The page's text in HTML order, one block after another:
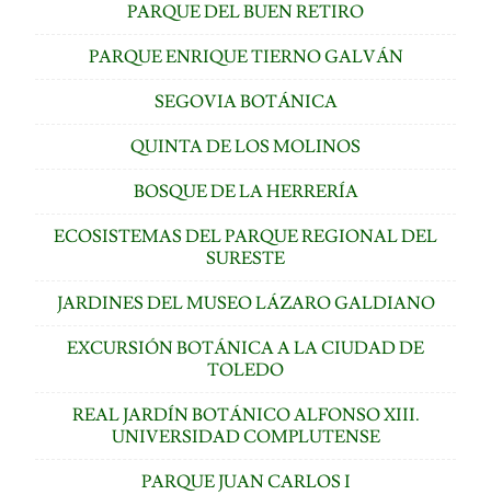
PARQUE DEL BUEN RETIRO
PARQUE ENRIQUE TIERNO GALVÁN
SEGOVIA BOTÁNICA
QUINTA DE LOS MOLINOS
BOSQUE DE LA HERRERÍA
ECOSISTEMAS DEL PARQUE REGIONAL DEL
SURESTE
JARDINES DEL MUSEO LÁZARO GALDIANO
EXCURSIÓN BOTÁNICA A LA CIUDAD DE
TOLEDO
REAL JARDÍN BOTÁNICO ALFONSO XIII.
UNIVERSIDAD COMPLUTENSE
PARQUE JUAN CARLOS I